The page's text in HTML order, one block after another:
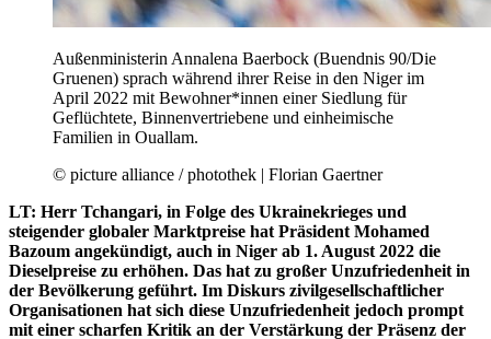
Außenministerin Annalena Baerbock (Buendnis 90/Die
Gruenen) sprach während ihrer Reise in den Niger im
April 2022 mit Bewohner*innen einer Siedlung für
Geflüchtete, Binnenvertriebene und einheimische
Familien in Ouallam.
© picture alliance / photothek | Florian Gaertner
LT: Herr Tchangari, in Folge des Ukrainekrieges und
steigender globaler Marktpreise hat Präsident Mohamed
Bazoum angekündigt, auch in Niger ab 1. August 2022 die
Dieselpreise zu erhöhen. Das hat zu großer Unzufriedenheit in
der Bevölkerung geführt. Im Diskurs zivilgesellschaftlicher
Organisationen hat sich diese Unzufriedenheit jedoch prompt
mit einer scharfen Kritik an der Verstärkung der Präsenz der